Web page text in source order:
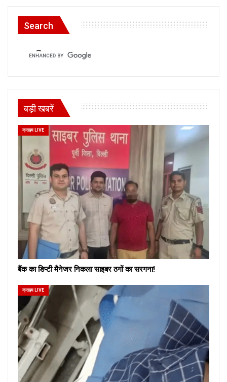
Search
बड़ी खबरें
क्राइम LIVE
बैंक का डिप्टी मैनेजर निकला साइबर ठगों का सरगना!
क्राइम LIVE